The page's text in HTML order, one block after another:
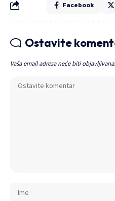
Facebook
Ostavite
Vaša email adresa neće biti objavljivana.